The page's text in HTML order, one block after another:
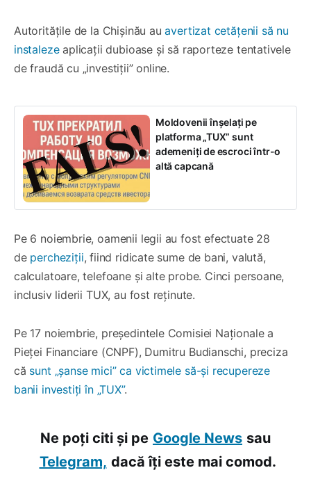
Autoritățile de la Chișinău auavertizat cetățenii să nu
instalezeaplicații dubioase și să raporteze tentativele
de fraudă cu „investiții” online.
Moldovenii înșelați pe
platforma „TUX” sunt
ademeniți de escroci într-o
altă capcană
Pe 6 noiembrie, oamenii legii au fost efectuate 28
de percheziții, fiind ridicate sume de bani, valută,
calculatoare, telefoane și alte probe. Cinci persoane,
inclusiv liderii TUX, au fost reținute.
Pe 17 noiembrie, președintele Comisiei Naționale a
Pieței Financiare (CNPF), Dumitru Budianschi, preciza
că sunt „șanse mici” ca victimele să-și recupereze
banii investiți în „TUX”.
Ne poți citi și pe Google News sau
Telegram, dacă îți este mai comod.